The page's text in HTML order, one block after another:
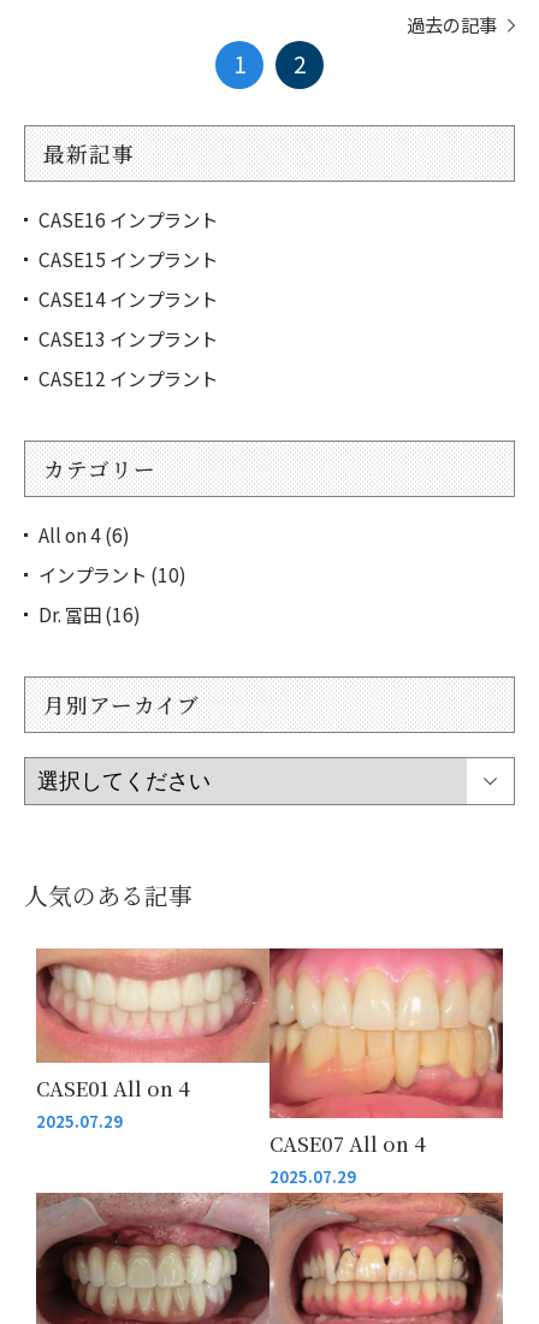
1 2
過去の記事
最新記事
CASE16 インプラント
CASE15 インプラント
CASE14 インプラント
CASE13 インプラント
CASE12 インプラント
カテゴリー
All on 4 (6)
インプラント (10)
Dr. 冨田 (16)
月別アーカイブ
人気のある記事
CASE01 All on 4
2025.07.29
CASE07 All on 4
2025.07.29